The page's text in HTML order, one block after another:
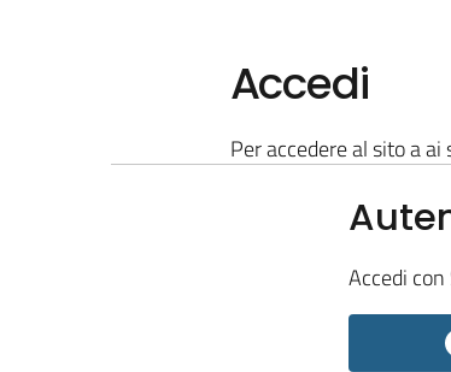
Accedi
Per accedere al sito a
Accedi